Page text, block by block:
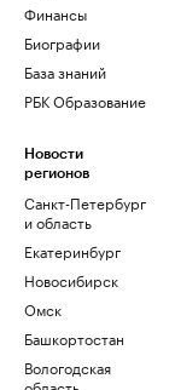
Финансы
Биографии
База знаний
РБК Образование
Новости
регионов
Санкт-Петербург
и область
Екатеринбург
Новосибирск
Омск
Башкортостан
Вологодская